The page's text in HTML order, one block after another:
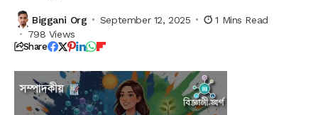
Biggani Org September 12, 2025
1 Mins Read
798 Views
Share